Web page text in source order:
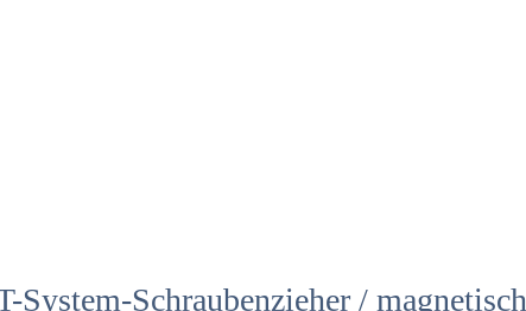
Schraubenzieher / magnetisch